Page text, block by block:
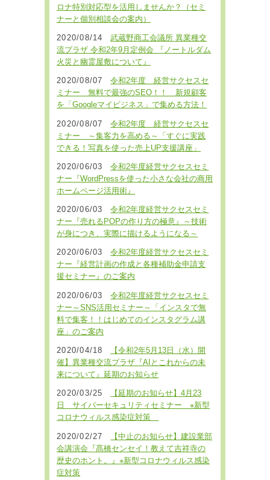
ロナ特別対応型を活用しませんか？（セミ
ナーと個別相談会の案内）
2020/08/14
武蔵野商工会議所 異業種交
流プラザ 令和2年9月定例会 『ノートルダム
火災と幽霊屋敷について』
2020/08/07
令和2年度 経営サクセスセ
ミナー 無料で最強のSEO！！ 新規顧客
を「Googleマイビジネス」で集める方法！
2020/08/07
令和2年度 経営サクセスセ
ミナー ～集客力を高める～「すぐに実践
できる！写真を使った売上UP支援講座」
2020/06/03
令和2年度経営サクセスセミ
ナー『WordPressを使った小さな会社の商用
ホームページ活用術』
2020/06/03
令和2年度経営サクセスセミ
ナー『売れるPOPの作り方の極意』～技術
が身につき、実際に描けるようになる～
2020/06/03
令和2年度経営サクセスセミ
ナー『経営計画の作成と各種補助金申請支
援セミナー』のご案内
2020/06/03
令和2年度経営サクセスセミ
ナー～SNS活用セミナー～「インスタで無
料で集客！！はじめてのインスタグラム講
座」のご案内
2020/04/18
【令和2年5月13日（水）開
催】異業種交流プラザ『AIとこれからの未
来について』延期のお知らせ
2020/03/25
【延期のお知らせ】4月23
日 サイバーセキュリティセミナー ※新型
コロナウィルス感染症対策
2020/02/27
【中止のお知らせ】建設業部
会講演会『髙橋センセイ！教えて吉祥寺の
歴史のホント。』※新型コロナウィルス感染
症対策